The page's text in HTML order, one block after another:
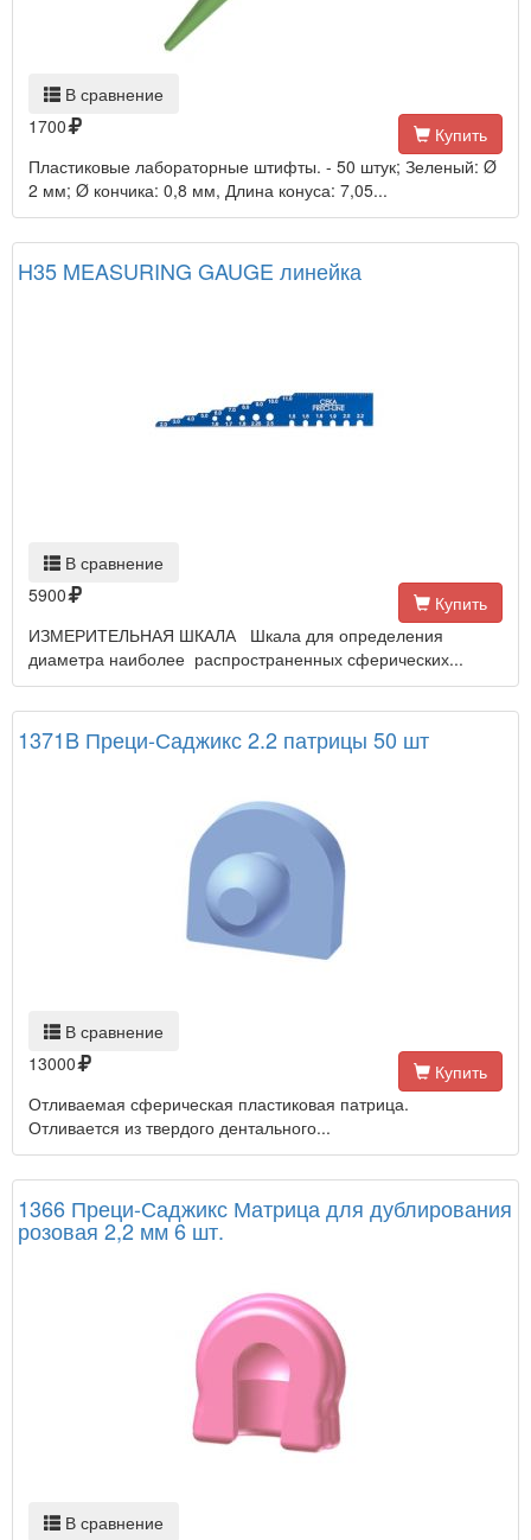
В сравнение
1700
Купить
Пластиковые лабораторные штифты. - 50 штук; Зеленый: Ø
2 мм; Ø кончика: 0,8 мм, Длина конуса: 7,05...
H35 MEASURING GAUGE линейка
В сравнение
5900
Купить
ИЗМЕРИТЕЛЬНАЯ ШКАЛА Шкала для определения
диаметра наиболее распространенных сферических...
1371B Преци-Саджикс 2.2 патрицы 50 шт
В сравнение
13000
Купить
Отливаемая сферическая пластиковая патрица.
Отливается из твердого дентального...
1366 Преци-Саджикс Матрица для дублирования
розовая 2,2 мм 6 шт.
В сравнение